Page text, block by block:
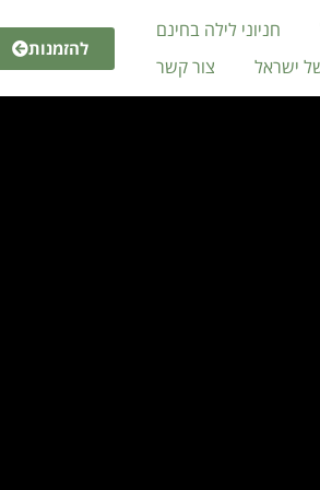
חניוני לילה בחינם
ישראל צור קשר
להזמנות